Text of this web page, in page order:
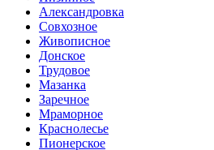
Александровка
Совхозное
Живописное
Донское
Трудовое
Мазанка
Заречное
Мраморное
Краснолесье
Пионерское